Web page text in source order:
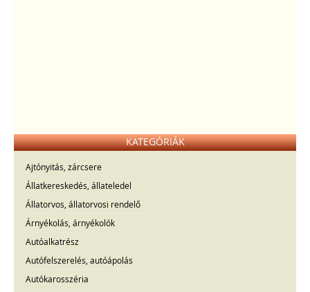
KATEGÓRIÁK
Ajtónyitás, zárcsere
Állatkereskedés, állateledel
Állatorvos, állatorvosi rendelő
Árnyékolás, árnyékolók
Autóalkatrész
Autófelszerelés, autóápolás
Autókarosszéria